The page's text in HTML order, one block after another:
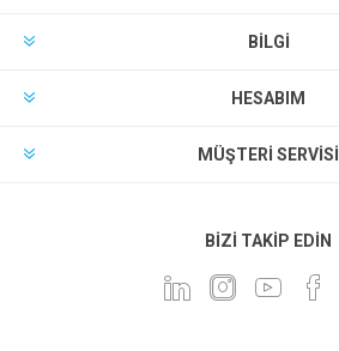
BILGI
HESABIM
MÜŞTERI SERVISI
BIZI TAKIP EDIN